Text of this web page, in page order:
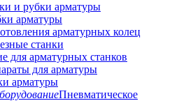
и рубки арматуры
арматуры
арматурных колец
станки
для арматурных станков
для арматуры
арматуры
Пневматическое